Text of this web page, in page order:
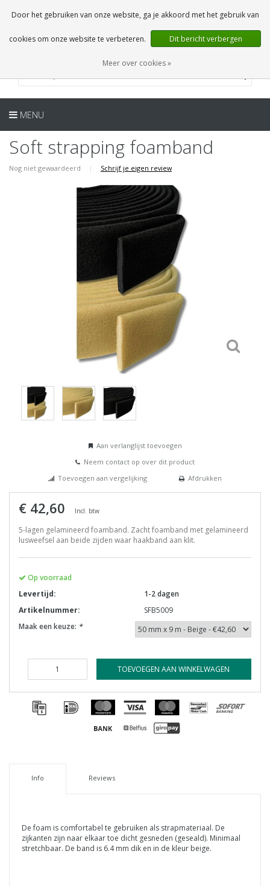
0 Artikelen
NL
MENU
Soft strapping foamband
Nog niet gewaardeerd | Schrijf je eigen review
Aan verlanglijst toevoegen
Neem contact op over dit product
Toevoegen aan vergelijking
Afdrukken
€ 42,60 Incl. btw
5-lagen gelamineerd foamband. Zacht foamband met gelamineerd
lusweefsel aan beide zijden waar haakband aan klit.
Op voorraad
Levertijd:
1-2 dagen
Artikelnummer:
SFB5009
Maak een keuze: *
TOEVOEGEN AAN WINKELWAGEN
Info Reviews
De foam is comfortabel te gebruiken als strapmateriaal. De
zijkanten zijn naar elkaar toe dicht gesneden (geseald). Minimaal
stretchbaar. De band is 6.4 mm dik en in de kleur beige.
Door het gebruiken van onze website, ga je akkoord met het gebruik van
cookies om onze website te verbeteren. Dit bericht verbergen
Meer over cookies »